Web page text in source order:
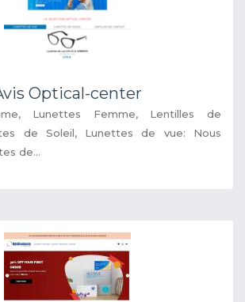
Optical-center
Lunettes Femme, Lentilles de
de Soleil, Lunettes de vue: Nous
de...